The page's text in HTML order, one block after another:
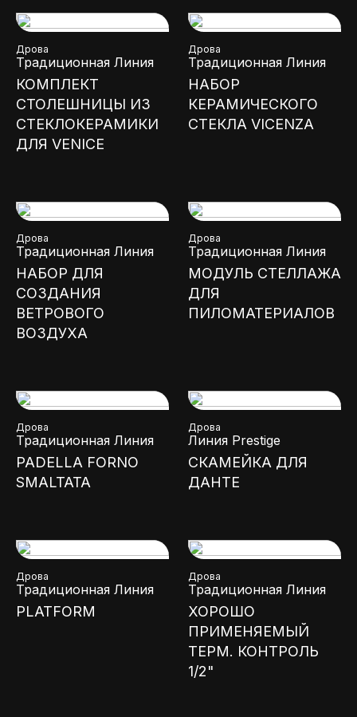
Дрова
Традиционная Линия
КОМПЛЕКТ
СТОЛЕШНИЦЫ ИЗ
СТЕКЛОКЕРАМИКИ
ДЛЯ VENICE
Дрова
Традиционная Линия
НАБОР
КЕРАМИЧЕСКОГО
СТЕКЛА VICENZA
Дрова
Традиционная Линия
НАБОР ДЛЯ
СОЗДАНИЯ
ВЕТРОВОГО
ВОЗДУХА
Дрова
Традиционная Линия
МОДУЛЬ СТЕЛЛАЖА
ДЛЯ
ПИЛОМАТЕРИАЛОВ
Дрова
Традиционная Линия
PADELLA FORNO
SMALTATA
Дрова
Линия Prestige
СКАМЕЙКА ДЛЯ
ДАНТЕ
Дрова
Традиционная Линия
PLATFORM
Дрова
Традиционная Линия
ХОРОШО
ПРИМЕНЯЕМЫЙ
ТЕРМ. КОНТРОЛЬ
1/2"